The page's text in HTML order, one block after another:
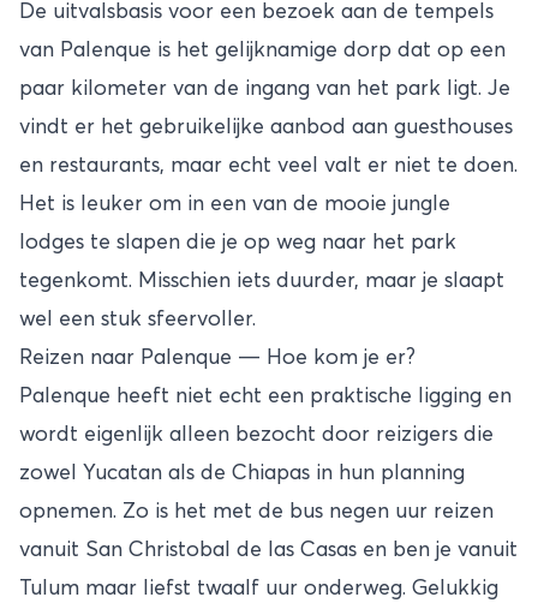
De uitvalsbasis voor een bezoek aan de tempels
van Palenque is het gelijknamige dorp dat op een
paar kilometer van de ingang van het park ligt. Je
vindt er het gebruikelijke aanbod aan guesthouses
en restaurants, maar echt veel valt er niet te doen.
Het is leuker om in een van de mooie jungle
lodges te slapen die je op weg naar het park
tegenkomt. Misschien iets duurder, maar je slaapt
wel een stuk sfeervoller.
Reizen naar Palenque — Hoe kom je er?
Palenque heeft niet echt een praktische ligging en
wordt eigenlijk alleen bezocht door reizigers die
zowel Yucatan als de Chiapas in hun planning
opnemen. Zo is het met de bus negen uur reizen
vanuit San Christobal de las Casas en ben je vanuit
Tulum maar liefst twaalf uur onderweg. Gelukkig